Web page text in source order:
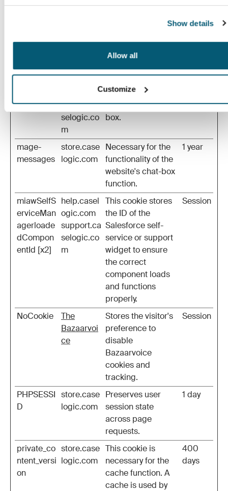
Show details
Allow all
Customize
functionality.
LSKey-
olicy [x3]
help.casel
Salesforce
support.ca
selogic.co
m
Determines
has accepted the
cookie consent
box.
1 year
mage-
messages
store.case
logic.com
Necessary for the
functionality of the
website's chat-box
function.
1 year
miawSelfS
erviceMan
agerloade
dCompon
entId [x2]
help.casel
ogic.com
support.ca
selogic.co
m
This cookie stores
the ID of the
Salesforce self-
service or support
widget to ensure
the correct
component loads
and functions
properly.
Session
NoCookie
The
Bazaarvoi
ce
Stores the visitor's
preference to
disable
Bazaarvoice
cookies and
tracking.
Session
PHPSESSI
D
store.case
logic.com
Preserves user
session state
across page
requests.
1 day
private_co
ntent_versi
on
store.case
logic.com
This cookie is
necessary for the
cache function. A
cache is used by
400
days